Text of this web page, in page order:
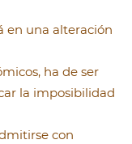
en una alteración
ha de ser
la imposibilidad
con